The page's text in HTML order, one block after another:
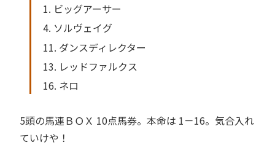
1. ビッグアーサー
4. ソルヴェイグ
11. ダンスディレクター
13. レッドファルクス
16. ネロ
5頭の馬連ＢＯＸ 10点馬券。本命は 1－16。気合入れ
ていけや！